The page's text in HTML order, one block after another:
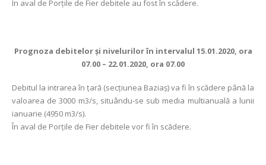
În aval de Porţile de Fier debitele au fost în scădere.
Prognoza debitelor şi nivelurilor în intervalul 15.01.2020, ora
07.00 – 22.01.2020, ora 07.00
Debitul la intrarea în ţară (secţiunea Baziaş) va fi în scădere până la
valoarea de 3000 m3/s, situându-se sub media multianuală a lunii
ianuarie (4950 m3/s).
În aval de Porţile de Fier debitele vor fi în scădere.